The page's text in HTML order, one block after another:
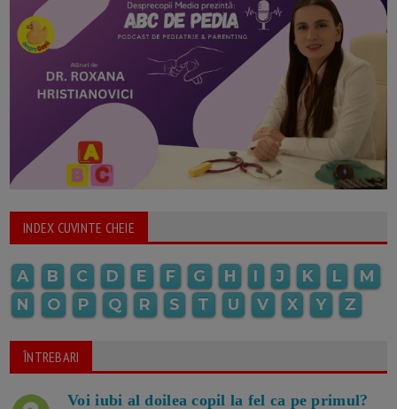
INDEX CUVINTE CHEIE
A B C D E F G H I J K L
M
N
O P Q R S T U V X Y Z
ÎNTREBARI
Voi iubi al doilea copil la fel ca pe primul?